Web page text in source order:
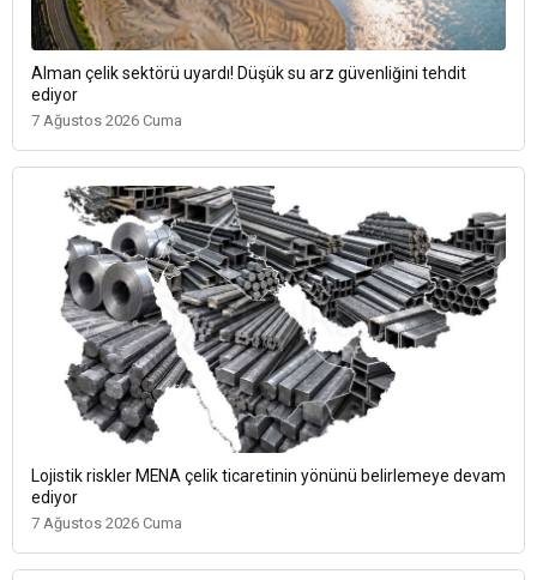
Alman çelik sektörü uyardı! Düşük su arz güvenliğini tehdit
ediyor
7 Ağustos 2026 Cuma
Lojistik riskler MENA çelik ticaretinin yönünü belirlemeye devam
ediyor
7 Ağustos 2026 Cuma